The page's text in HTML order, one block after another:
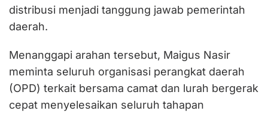
distribusi menjadi tanggung jawab pemerintah
daerah.
Menanggapi arahan tersebut, Maigus Nasir
meminta seluruh organisasi perangkat daerah
(OPD) terkait bersama camat dan lurah bergerak
cepat menyelesaikan seluruh tahapan